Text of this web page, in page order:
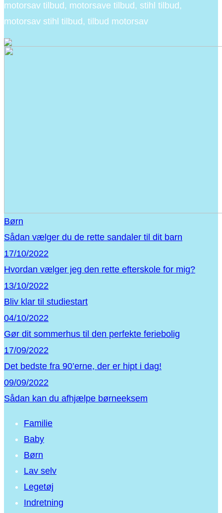
motorsav tilbud, motorsave tilbud, stihl tilbud,
motorsav stihl tilbud, tilbud motorsav
Børn
Sådan vælger du de rette sandaler til dit barn
17/10/2022
Hvordan vælger jeg den rette efterskole for mig?
13/10/2022
Bliv klar til studiestart
04/10/2022
Gør dit sommerhus til den perfekte feriebolig
17/09/2022
Det bedste fra 90’erne, der er hipt i dag!
09/09/2022
Sådan kan du afhjælpe børneeksem
Familie
Baby
Børn
Lav selv
Legetøj
Indretning